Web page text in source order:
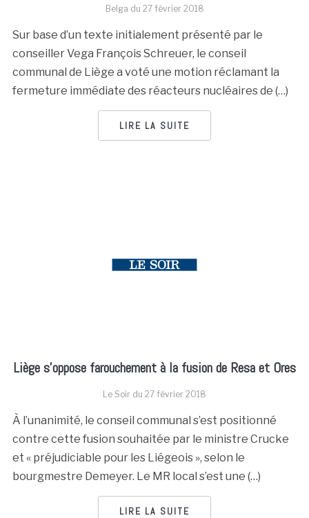
Belga du 27 février 2018
Sur base d’un texte initialement présenté par le
conseiller Vega François Schreuer, le conseil
communal de Liège a voté une motion réclamant la
fermeture immédiate des réacteurs nucléaires de (…)
LIRE LA SUITE
Liège s’oppose farouchement à la fusion de Resa et Ores
Le Soir du 27 février 2018
À l’unanimité, le conseil communal s’est positionné
contre cette fusion souhaitée par le ministre Crucke
et « préjudiciable pour les Liégeois », selon le
bourgmestre Demeyer. Le MR local s’est une (…)
LIRE LA SUITE